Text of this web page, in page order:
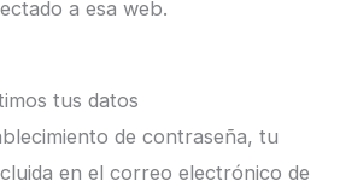
a esa web.
tus datos
de contraseña, tu
en el correo electrónico de